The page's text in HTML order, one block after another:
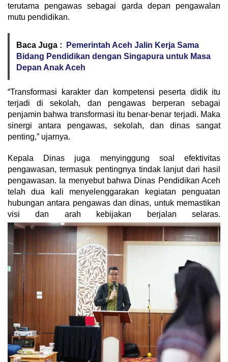
terutama pengawas sebagai garda depan pengawalan
mutu pendidikan.
Baca Juga :
Pemerintah Aceh Jalin Kerja Sama
Bidang Pendidikan dengan Singapura untuk Masa
Depan Anak Aceh
“Transformasi karakter dan kompetensi peserta didik itu
terjadi di sekolah, dan pengawas berperan sebagai
penjamin bahwa transformasi itu benar-benar terjadi. Maka
sinergi antara pengawas, sekolah, dan dinas sangat
penting,” ujarnya.
Kepala Dinas juga menyinggung soal efektivitas
pengawasan, termasuk pentingnya tindak lanjut dari hasil
pengawasan. Ia menyebut bahwa Dinas Pendidikan Aceh
telah dua kali menyelenggarakan kegiatan penguatan
hubungan antara pengawas dan dinas, untuk memastikan
visi dan arah kebijakan berjalan selaras.